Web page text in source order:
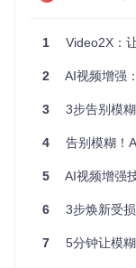
优势。首先，它
-7B支持实时处理
以上。此外，该
够轻松应对各种
修复指
传统
1 Video2X：
2 AI视频增强
3 3步告别模糊
4 告别模糊！
5 AI视频增强
6 3步焕新受损
7 5分钟让模